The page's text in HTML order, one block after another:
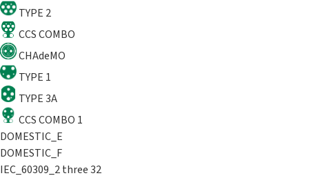
TYPE 2
CCS COMBO
CHAdeMO
TYPE 1
TYPE 3A
CCS COMBO 1
DOMESTIC_E
DOMESTIC_F
IEC_60309_2 three 32